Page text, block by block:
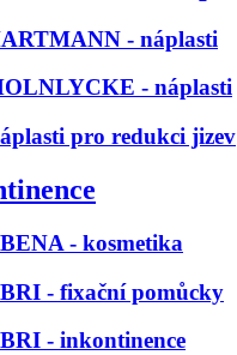
- náplasti
- náplasti
pro redukci jizev
- kosmetika
- fixační pomůcky
- inkontinence